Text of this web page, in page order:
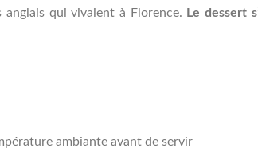
qui vivaient à Florence. Le dessert
ambiante avant de servir